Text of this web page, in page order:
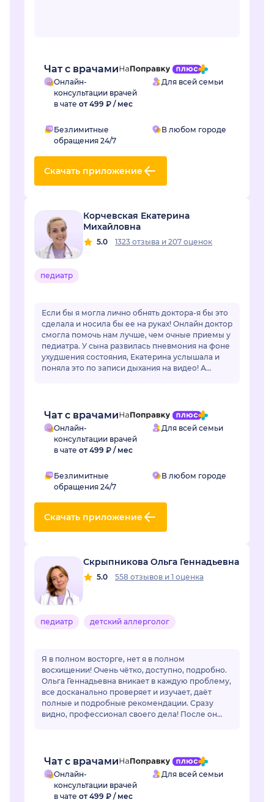
Чат с врачами
Онлайн-
консультации врачей
в чате от 499 ₽ / мес
Для всей семьи
Безлимитные
обращения 24/7
В любом городе
Скачать приложение
Корчевская Екатерина
Михайловна
5.0 1323 отзыва и 207 оценок
педиатр
Если бы я могла лично обнять доктора-я бы это
сделала и носила бы ее на руках! Онлайн доктор
смогла помочь нам лучше, чем очные приемы у
педиатра. У сына развилась пневмония на фоне
ухудшения состояния, Екатерина услышала и
поняла это по записи дыхания на видео! А
Чат с врачами
Онлайн-
консультации врачей
в чате от 499 ₽ / мес
Для всей семьи
Безлимитные
обращения 24/7
В любом городе
Скачать приложение
Скрыпникова Ольга Геннадьевна
5.0 558 отзывов и 1 оценка
педиатр детский аллерголог
Я в полном восторге, нет я в полном
восхищении! Очень чётко, доступно, подробно.
Ольга Геннадьевна вникает в каждую проблему,
все досканально проверяет и изучает, даёт
полные и подробные рекомендации. Сразу
видно, профессионал своего дела! После он
Чат с врачами
Онлайн-
консультации врачей
в чате от 499 ₽ / мес
Для всей семьи